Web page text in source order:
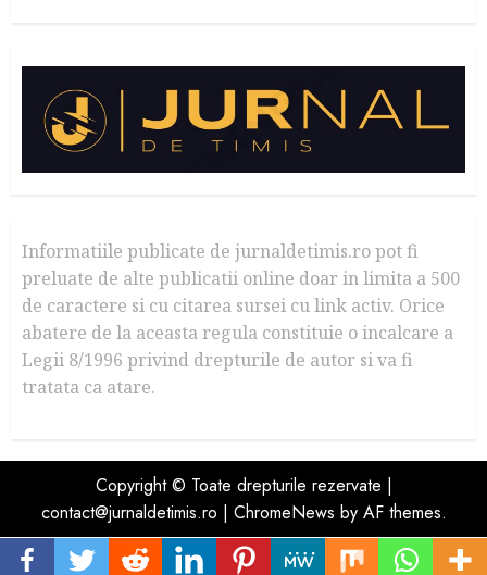
Informatiile publicate de jurnaldetimis.ro pot fi
preluate de alte publicatii online doar in limita a 500
de caractere si cu citarea sursei cu link activ. Orice
abatere de la aceasta regula constituie o incalcare a
Legii 8/1996 privind drepturile de autor si va fi
tratata ca atare.
Copyright © Toate drepturile rezervate |
contact@jurnaldetimis.ro | ChromeNews by AF themes.